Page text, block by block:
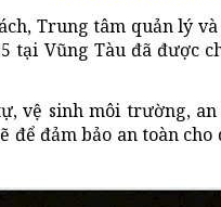
Trung tâm quản lý
tại Vũng Tàu đã được
vệ sinh môi trường,
để đảm bảo an toàn